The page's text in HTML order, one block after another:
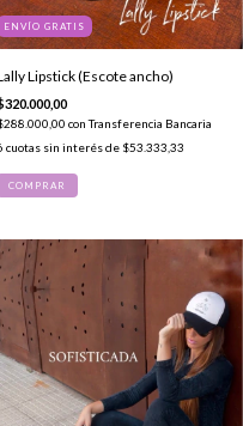
ENVÍO GRATIS
Lipstick (Escote ancho)
con Transferencia Bancaria
cuotas sin interés de $53.333,33
COMPRAR